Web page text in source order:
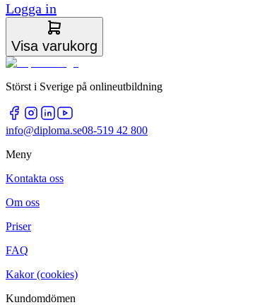
Logga in
Visa varukorg
Störst i Sverige på onlineutbildning
info@diploma.se08-519 42 800
Meny
Kontakta oss
Om oss
Priser
FAQ
Kakor (cookies)
Kundomdömen